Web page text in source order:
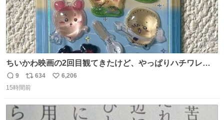
ちいかわ映画の2回目観てきたけど、やっぱりハチワレの
「ハモりすごいよッ…」に対するちいかわの「エ゛ッ!?(い
まそんな場合じゃねぇだろお前よぉ)」が面白すぎる。
返
信
9
リ
ポ
634
い
数
6,206
15時間前